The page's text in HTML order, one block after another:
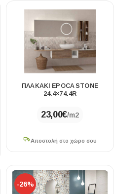
ΠΛΑΚΑΚΙ EPOCA STONE
24.4×74.4R
23,00€/m2
Αποστολή στο χώρο σου
-26%